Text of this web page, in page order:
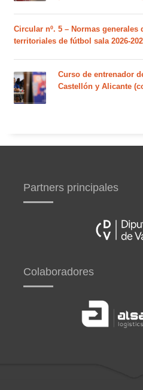
Circular nº. 5 – Normas generales
territoriales de fútbol sala 2026-
Curso de entrenador
Castellón y Alicante
Partners principales
Colaboradores